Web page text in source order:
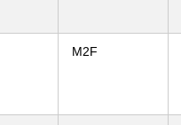
M2F